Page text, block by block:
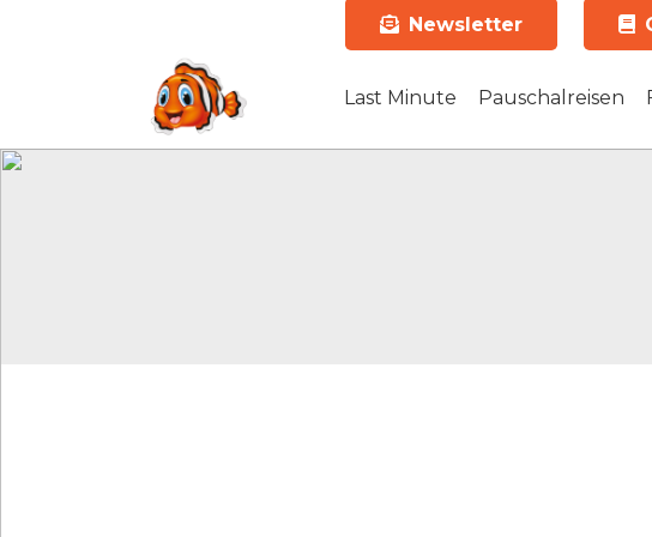
Newsletter
Last Minute Pauschalreisen